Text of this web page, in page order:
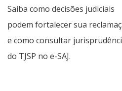
Saiba como decisões judiciais
podem fortalecer sua
e como consultar
do TJSP no e-SAJ.